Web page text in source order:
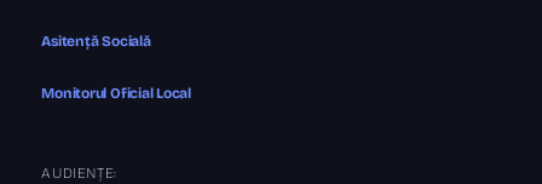
Asitență Socială
Monitorul Oficial Local
AUDIENȚE: